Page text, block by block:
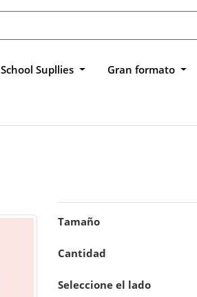
School Supllies Gran formato
Tamaño
Cantidad
Seleccione el lado